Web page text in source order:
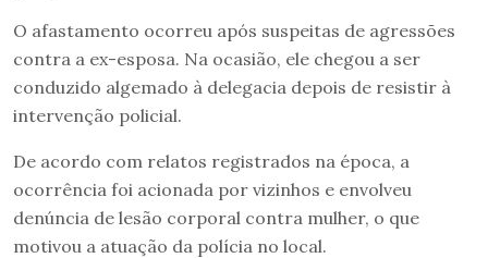
O afastamento ocorreu após suspeitas de agressões
contra a ex-esposa. Na ocasião, ele chegou a ser
conduzido algemado à delegacia depois de resistir à
intervenção policial.
De acordo com relatos registrados na época, a
ocorrência foi acionada por vizinhos e envolveu
denúncia de lesão corporal contra mulher, o que
motivou a atuação da polícia no local.